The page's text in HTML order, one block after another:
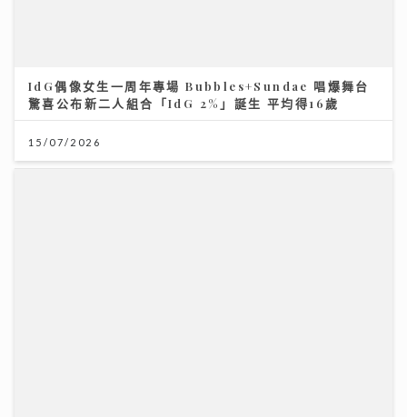
IdG偶像女生一周年專場 Bubbles+Sundae 唱爆舞台
驚喜公布新二人組合「IdG 2%」誕生 平均得16歲
15/07/2026